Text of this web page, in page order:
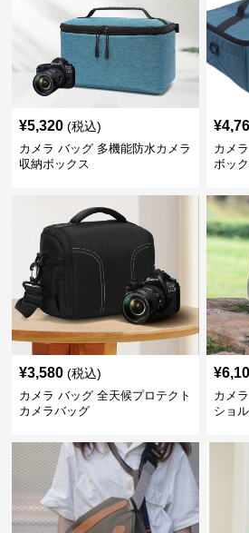
¥5,320 (税込)
カメラ バッグ 多機能防水カメラ
収納ボックス
¥
カメ
ボッ
¥3,580 (税込)
カメラ バッグ 全天候プロテクト
カメラバッグ
¥
カメ
ショ